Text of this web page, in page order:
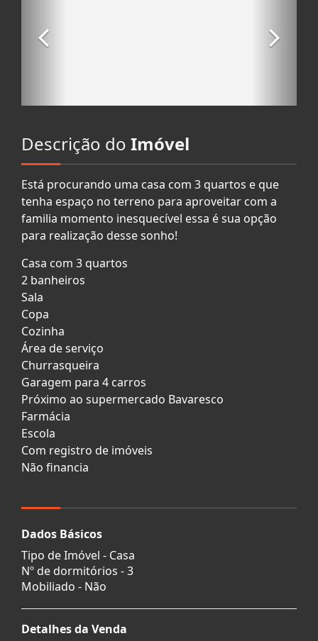
Descrição do Imóvel
Está procurando uma casa com 3 quartos e que
tenha espaço no terreno para aproveitar com a
familia momento inesquecível essa é sua opção
para realização desse sonho!
Casa com 3 quartos
2 banheiros
Sala
Copa
Cozinha
Área de serviço
Churrasqueira
Garagem para 4 carros
Próximo ao supermercado Bavaresco
Farmácia
Escola
Com registro de imóveis
Não financia
Dados Básicos
Tipo de Imóvel - Casa
Nº de dormitórios - 3
Mobiliado - Não
Detalhes da Venda